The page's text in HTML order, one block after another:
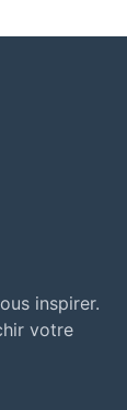
inspirer.
votre